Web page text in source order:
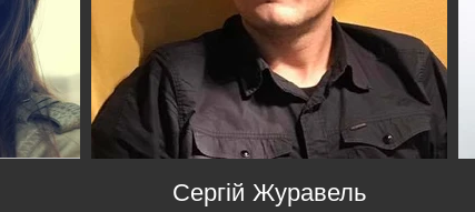
Сергій Журавель